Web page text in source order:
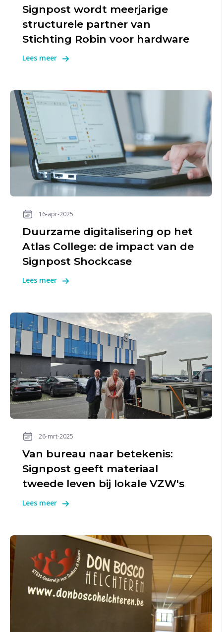
Signpost wordt meerjarige
structurele partner van
Stichting Robin voor hardware
Lees meer
16-apr-2025
Duurzame digitalisering op het
Atlas College: de impact van de
Signpost Shockcase
Lees meer
26-mrt-2025
Van bureau naar betekenis:
Signpost geeft materiaal
tweede leven bij lokale VZW's
Lees meer